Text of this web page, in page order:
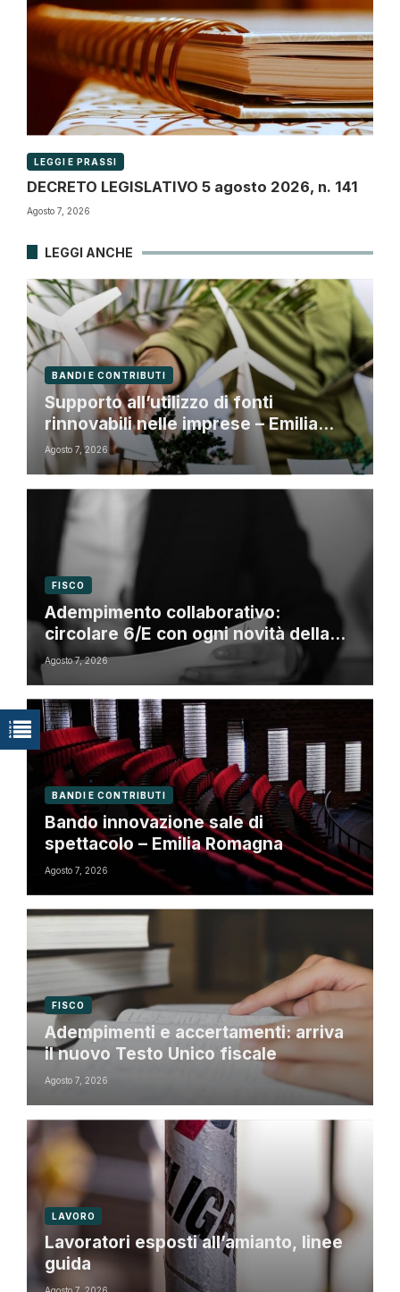
LEGGI E PRASSI
DECRETO LEGISLATIVO 5 agosto 2026, n. 141
Agosto 7, 2026
LEGGI ANCHE
BANDI E CONTRIBUTI
Supporto all’utilizzo di fonti
rinnovabili nelle imprese – Emilia
Romagna
Agosto 7, 2026
FISCO
Adempimento collaborativo:
circolare 6/E con ogni novità della
riforma fiscale
Agosto 7, 2026
BANDI E CONTRIBUTI
Bando innovazione sale di
spettacolo – Emilia Romagna
Agosto 7, 2026
FISCO
Adempimenti e accertamenti: arriva
il nuovo Testo Unico fiscale
Agosto 7, 2026
LAVORO
Lavoratori esposti all’amianto, linee
guida